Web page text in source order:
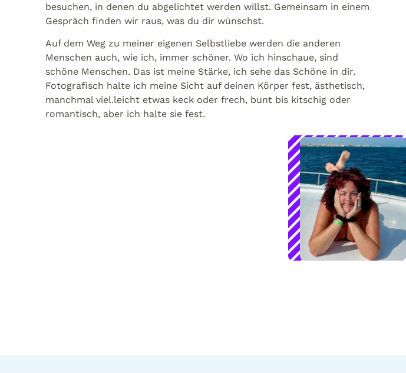
besuchen, in denen du abgelichtet werden willst. Gemeinsam in einem
Gespräch finden wir raus, was du dir wünschst.
Auf dem Weg zu meiner eigenen Selbstliebe werden die anderen
Menschen auch, wie ich, immer schöner. Wo ich hinschaue, sind
schöne Menschen. Das ist meine Stärke, ich sehe das Schöne in dir.
Fotografisch halte ich meine Sicht auf deinen Körper fest, ästhetisch,
manchmal viel.leicht etwas keck oder frech, bunt bis kitschig oder
romantisch, aber ich halte sie fest.